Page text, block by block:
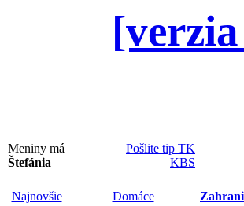
Meniny má
Štefánia
Pošlite tip TK
KBS
Najnovšie Domáce